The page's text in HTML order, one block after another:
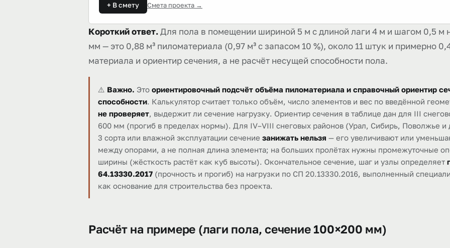
+ В смету Смета проекта →
Короткий ответ.Для пола в помещении шириной 5 м с длиной лаги 4 м и шагом 0,5 м
мм — это 0,88 м³ пиломатериала (0,97 м³ с запасом 10 %), около 11 штук и примерно
материала и ориентир сечения, а не расчёт несущей способности пола.
⚠️ Важно. Это ориентировочный подсчёт объёма пиломатериала и справочный ориентир
способности. Калькулятор считает только объём, число элементов и вес по введённой
не проверяет, выдержит ли сечение нагрузку. Ориентир сечения в таблице дан для III
600 мм (прогиб в пределах нормы). Для IV–VIII снеговых районов (Урал, Сибирь, Поволжье
3 сорта или влажной эксплуатации сечение занижать нельзя — его увеличивают или
между опорами, а не полная длина элемента; на больших пролётах нужны промежуточные
ширины (жёсткость растёт как куб высоты). Окончательное сечение, шаг и узлы определяет
64.13330.2017 (прочность и прогиб) на нагрузки по СП 20.13330.2016, выполненный
как основание для строительства без проекта.
Расчёт на примере (лаги пола, сечение 100×200 мм)